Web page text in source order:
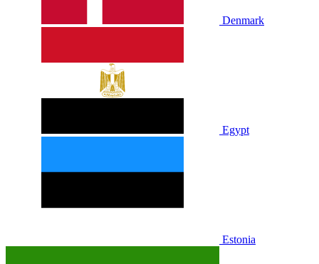
Denmark
Egypt
Estonia